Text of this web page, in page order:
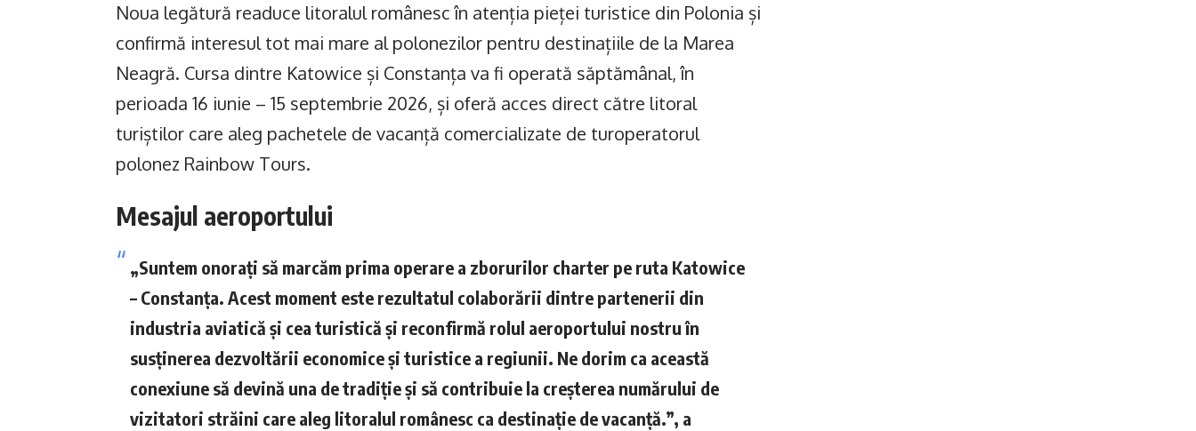
Noua legătură readuce litoralul românesc în atenția pieței turistice din Polonia și
confirmă interesul tot mai mare al polonezilor pentru destinațiile de la Marea
Neagră. Cursa dintre Katowice și Constanța va fi operată săptămânal, în
perioada 16 iunie – 15 septembrie 2026, și oferă acces direct către litoral
turiștilor care aleg pachetele de vacanță comercializate de turoperatorul
polonez Rainbow Tours.
Mesajul aeroportului
„Suntem onorați să marcăm prima operare a zborurilor charter pe ruta Katowice
– Constanța. Acest moment este rezultatul colaborării dintre partenerii din
industria aviatică și cea turistică și reconfirmă rolul aeroportului nostru în
susținerea dezvoltării economice și turistice a regiunii. Ne dorim ca această
conexiune să devină una de tradiție și să contribuie la creșterea numărului de
vizitatori străini care aleg litoralul românesc ca destinație de vacanță.”, a